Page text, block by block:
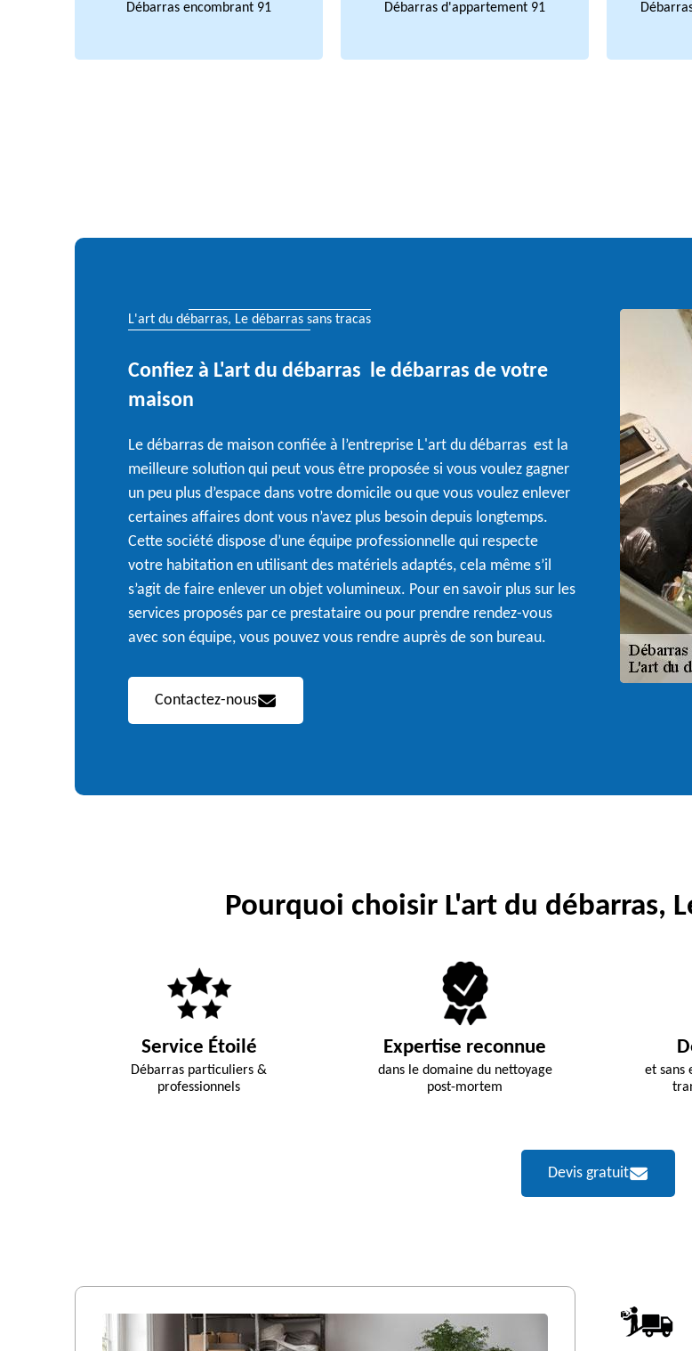
Débarras encombrant 91 Débarras d'appartement 91
L'art du débarras, Le débarras sans tracas
Confiez à L'art du débarras le débarras de votre
maison
Le débarras de maison confiée à l’entreprise L'art du débarras est la
meilleure solution qui peut vous être proposée si vous voulez gagner
un peu plus d’espace dans votre domicile ou que vous voulez enlever
certaines affaires dont vous n’avez plus besoin depuis longtemps.
Cette société dispose d’une équipe professionnelle qui respecte
votre habitation en utilisant des matériels adaptés, cela même s’il
s’agit de faire enlever un objet volumineux. Pour en savoir plus sur les
services proposés par ce prestataire ou pour prendre rendez-vous
avec son équipe, vous pouvez vous rendre auprès de son bureau.
Contactez-nous
Pourquoi choisir L'art du débarras,
Service Étoilé
Débarras particuliers &
professionnels
Expertise reconnue
dans le domaine du nettoyage
post-mortem
et sans
Devis gratuit